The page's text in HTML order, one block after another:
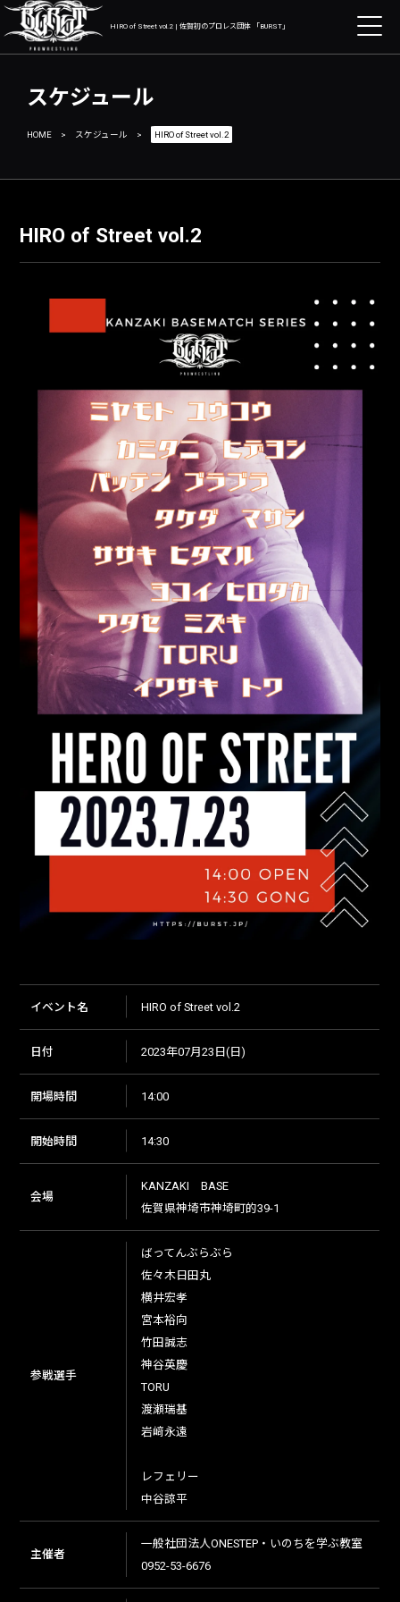
HIRO of Street vol.2 | 佐賀初のプロレス団体 「BURST」
スケジュール
HOME > スケジュール > HIRO of Street vol.2
HIRO of Street vol.2
イベント名 HIRO of Street vol.2
日付 2023年07月23日(日)
開場時間 14:00
開始時間 14:30
会場
KANZAKI BASE
佐賀県神埼市神埼町的39-1
参戦選手
ばってんぶらぶら
佐々木日田丸
横井宏孝
宮本裕向
竹田誠志
神谷英慶
TORU
渡瀬瑞基
岩﨑永遠
レフェリー
中谷諒平
主催者
一般社団法人ONESTEP・いのちを学ぶ教室
0952-53-6676